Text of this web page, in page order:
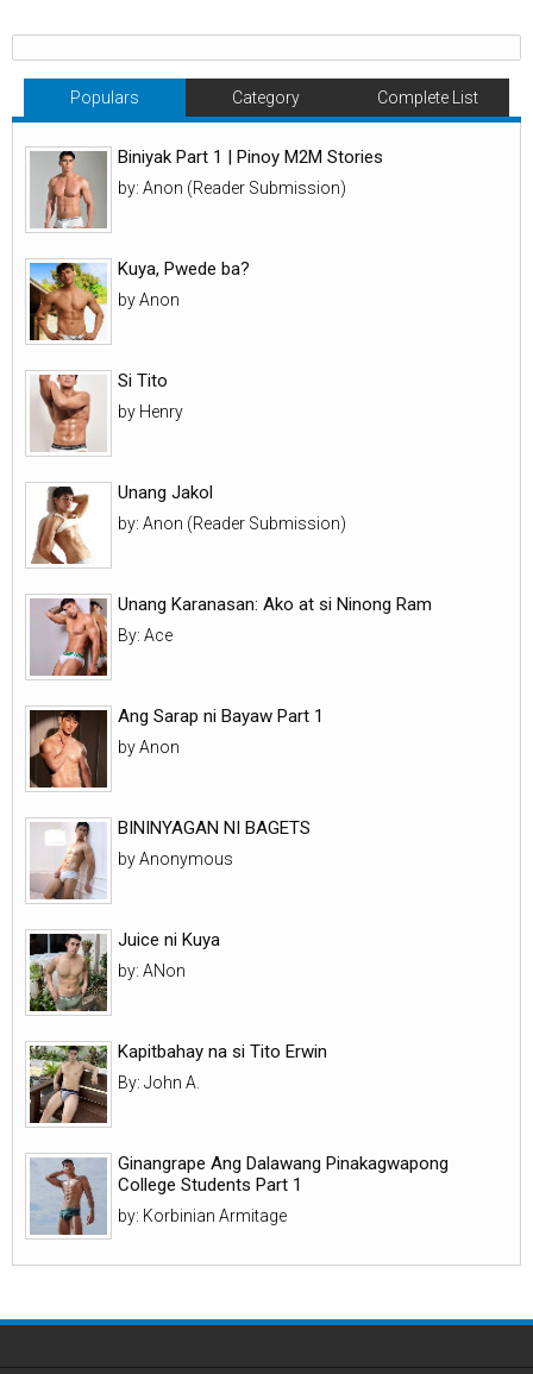
Populars Category Complete List
Biniyak Part 1 | Pinoy M2M Stories
by: Anon (Reader Submission)
Kuya, Pwede ba?
by Anon
Si Tito
by Henry
Unang Jakol
by: Anon (Reader Submission)
Unang Karanasan: Ako at si Ninong Ram
By: Ace
Ang Sarap ni Bayaw Part 1
by Anon
BININYAGAN NI BAGETS
by Anonymous
Juice ni Kuya
by: ANon
Kapitbahay na si Tito Erwin
By: John A.
Ginangrape Ang Dalawang Pinakagwapong
College Students Part 1
by: Korbinian Armitage